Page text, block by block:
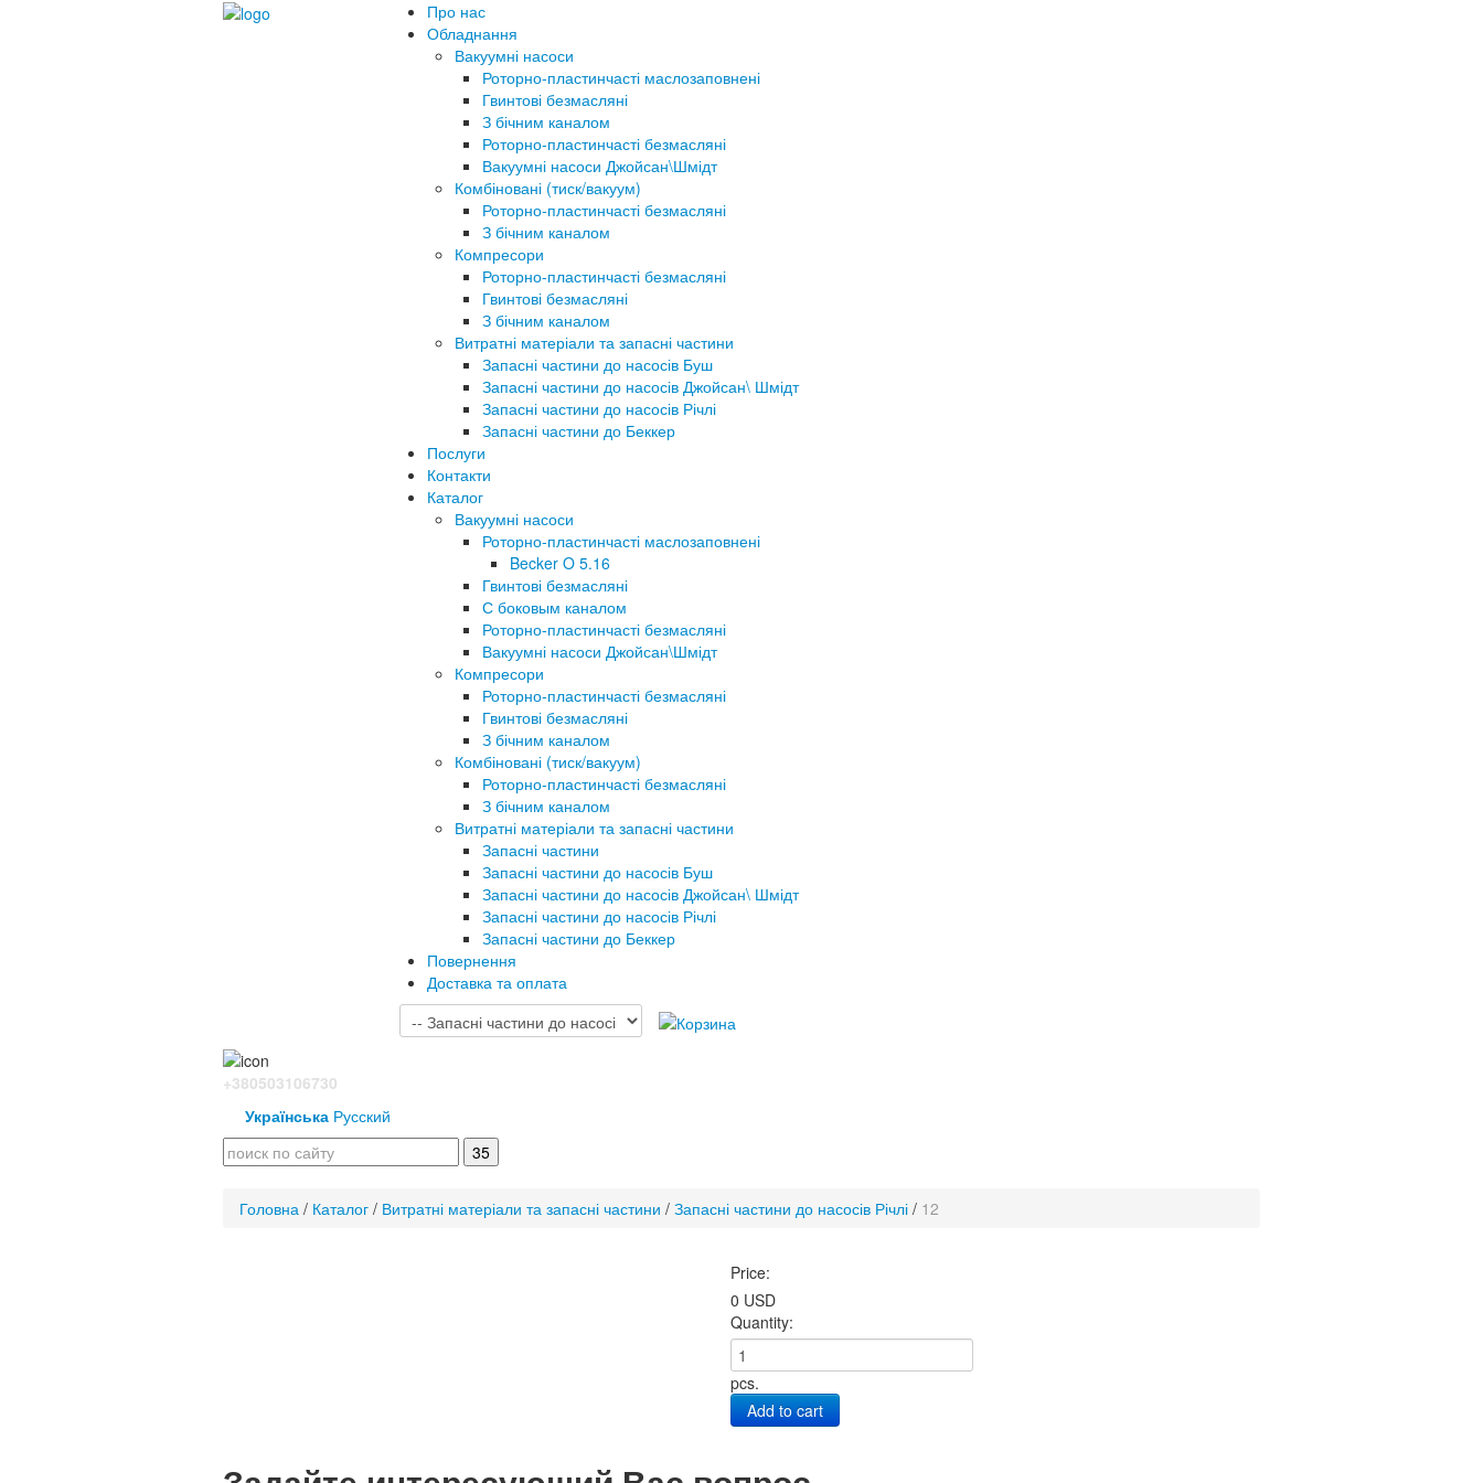
Про нас
Обладнання
Вакуумні насоси
Роторно-пластинчасті маслозаповнені
Гвинтові безмасляні
З бічним каналом
Роторно-пластинчасті безмасляні
Вакуумні насоси Джойсан\Шмідт
Комбіновані (тиск/вакуум)
Роторно-пластинчасті безмасляні
З бічним каналом
Компресори
Роторно-пластинчасті безмасляні
Гвинтові безмасляні
З бічним каналом
Витратні матеріали та запасні частини
Запасні частини до насосів Буш
Запасні частини до насосів Джойсан\ Шмідт
Запасні частини до насосів Річлі
Запасні частини до Беккер
Послуги
Контакти
Каталог
Вакуумні насоси
Роторно-пластинчасті маслозаповнені
Becker O 5.16
Гвинтові безмасляні
С боковым каналом
Роторно-пластинчасті безмасляні
Вакуумні насоси Джойсан\Шмідт
Компресори
Роторно-пластинчасті безмасляні
Гвинтові безмасляні
З бічним каналом
Комбіновані (тиск/вакуум)
Роторно-пластинчасті безмасляні
З бічним каналом
Витратні матеріали та запасні частини
Запасні частини
Запасні частини до насосів Буш
Запасні частини до насосів Джойсан\ Шмідт
Запасні частини до насосів Річлі
Запасні частини до Беккер
Повернення
Доставка та оплата
+380503106730
Українська Русский
Головна / Каталог / Витратні матеріали та запасні частини / Запасні частини до насосів Річлі / 12
Price:
0 USD
Quantity:
pcs.
Add to cart